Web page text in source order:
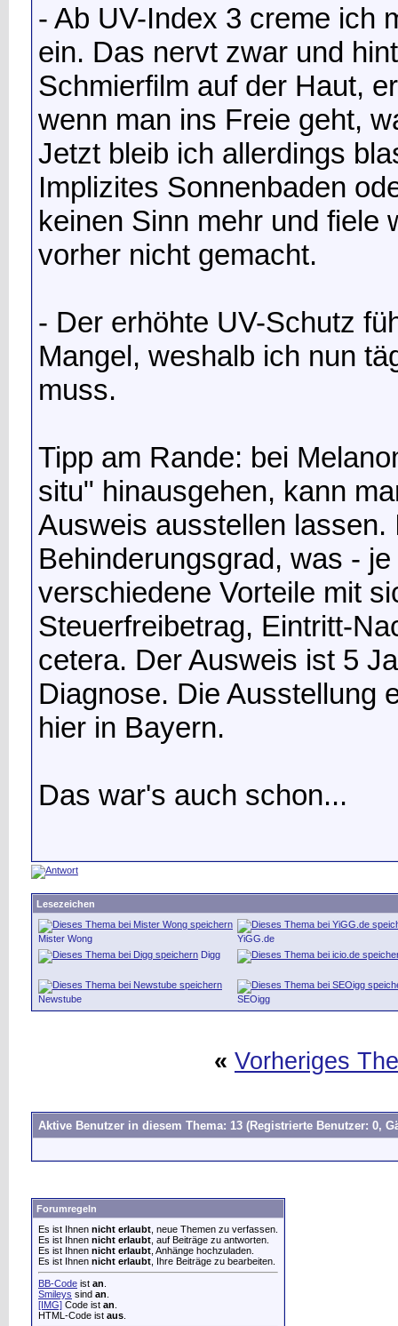
- Ab UV-Index 3 creme ich
ein. Das nervt zwar und
Schmierfilm auf der Haut,
wenn man ins Freie geht,
Jetzt bleib ich allerdings
Implizites Sonnenbaden
keinen Sinn mehr und fiele
vorher nicht gemacht.
- Der erhöhte UV-Schutz
Mangel, weshalb ich nun
muss.
Tipp am Rande: bei
situ" hinausgehen, kann
Ausweis ausstellen
Behinderungsgrad, was -
verschiedene Vorteile mit
Steuerfreibetrag, Eintritt-
cetera. Der Ausweis ist 5
Diagnose. Die Ausstellung
hier in Bayern.
Das war's auch schon...
Lesezeichen
Mister Wong
YiGG.de
Digg
Newstube SEOigg
« Vorheriges
Aktive Benutzer in diesem Thema: 13 (Registrierte Benutzer: 0,
Forumregeln
Es ist Ihnen nicht erlaubt , neue Themen zu verfassen.
Es ist Ihnen nicht erlaubt , auf Beiträge zu antworten.
Es ist Ihnen nicht erlaubt , Anhänge hochzuladen.
Es ist Ihnen nicht erlaubt , Ihre Beiträge zu bearbeiten.
BB-Code ist an
Smileys sind an
[IMG] Code ist an
HTML-Code ist aus